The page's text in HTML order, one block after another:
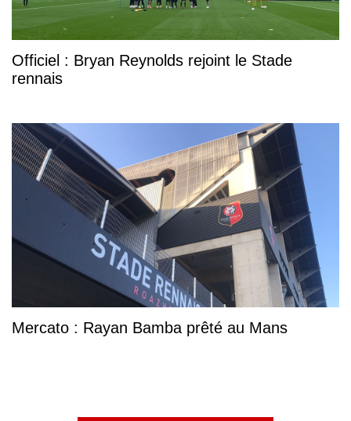
Officiel : Bryan Reynolds rejoint le Stade
rennais
Mercato : Rayan Bamba prêté au Mans